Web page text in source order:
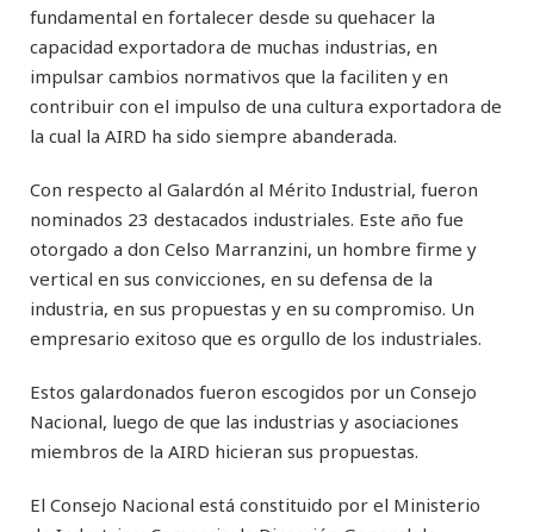
fundamental en fortalecer desde su quehacer la
capacidad exportadora de muchas industrias, en
impulsar cambios normativos que la faciliten y en
contribuir con el impulso de una cultura exportadora de
la cual la AIRD ha sido siempre abanderada.
Con respecto al Galardón al Mérito Industrial, fueron
nominados 23 destacados industriales. Este año fue
otorgado a don Celso Marranzini, un hombre firme y
vertical en sus convicciones, en su defensa de la
industria, en sus propuestas y en su compromiso. Un
empresario exitoso que es orgullo de los industriales.
Estos galardonados fueron escogidos por un Consejo
Nacional, luego de que las industrias y asociaciones
miembros de la AIRD hicieran sus propuestas.
El Consejo Nacional está constituido por el Ministerio